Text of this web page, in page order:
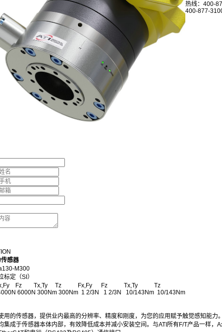
热线：400-
400-877-
感器
M300
标定（SI）
Fz Tx,Ty Tz Fx,Fy Fz Tx,Ty Tz
6000N 300Nm 300Nm 1 2/3N 1 2/3N 10/143Nm 10/143Nm
用的传感器，提供业内最高的分辨率、精度和刚度，为您的应用赋予触觉感知能力
集成于传感器本体内部，有效降低成本并减小安装空间。与ATI所有F/T产品一样，